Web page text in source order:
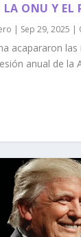
ONU Y EL
| Sep 29, 2025 |
acapararon
anual de la